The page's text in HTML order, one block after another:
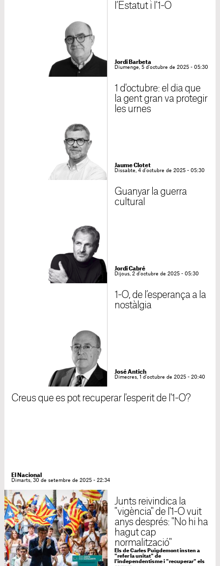
l’Estatut i l’1-O
Jordi Barbeta
Diumenge, 5 d'octubre de 2025 - 05:30
1 d'octubre: el dia que
la gent gran va protegir
les urnes
Jaume Clotet
Dissabte, 4 d'octubre de 2025 - 05:30
Guanyar la guerra
cultural
Jordi Cabré
Dijous, 2 d'octubre de 2025 - 05:30
1-O, de l’esperança a la
nostàlgia
José Antich
Dimecres, 1 d'octubre de 2025 - 20:40
Creus que es pot recuperar l'esperit de l'1-O?
El Nacional
Dimarts, 30 de setembre de 2025 - 22:34
Junts reivindica la
"vigència" de l'1-O vuit
anys després: "No hi ha
hagut cap
normalització"
Els de Carles Puigdemont insten a
"refer la unitat" de
l'independentisme i "recuperar" els